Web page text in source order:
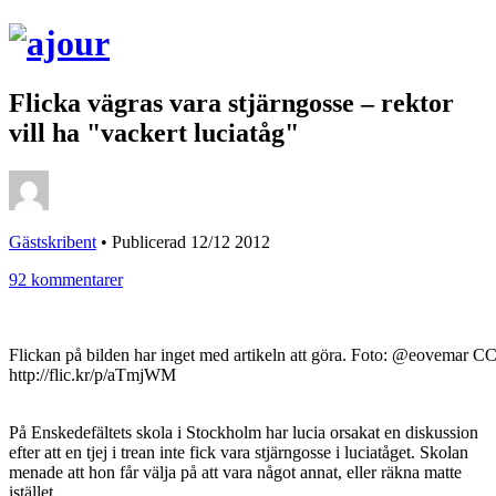
Flicka vägras vara stjärngosse – rektor
vill ha "vackert luciatåg"
Gästskribent • Publicerad 12/12 2012
92 kommentarer
Flickan på bilden har inget med artikeln att göra. Foto: @eovemar
http://flic.kr/p/aTmjWM
På Enskedefältets skola i Stockholm har lucia orsakat en diskussion
efter att en tjej i trean inte fick vara stjärngosse i luciatåget. Skolan
menade att hon får välja på att vara något annat, eller räkna matte
istället.